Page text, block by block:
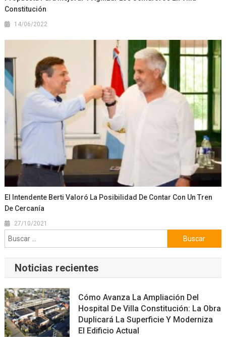
Constitución
14/06/2022
El Intendente Berti Valoró La Posibilidad De Contar Con Un Tren
De Cercanía
27/10/2021
Buscar:
Noticias recientes
Cómo Avanza La Ampliación Del
Hospital De Villa Constitución: La Obra
Duplicará La Superficie Y Moderniza
El Edificio Actual